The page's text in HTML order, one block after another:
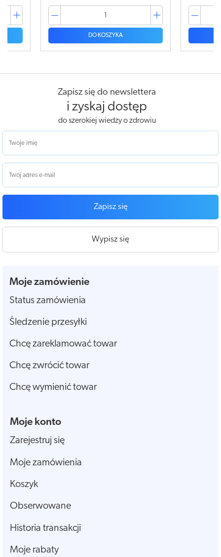
DO KOSZYKA
Zapisz się do newslettera
i zyskaj dostęp
do szerokiej wiedzy o zdrowiu
Zapisz się
Wypisz się
Moje zamówienie
Status zamówienia
Śledzenie przesyłki
Chcę zareklamować towar
Chcę zwrócić towar
Chcę wymienić towar
Moje konto
Zarejestruj się
Moje zamówienia
Koszyk
Obserwowane
Historia transakcji
Moje rabaty